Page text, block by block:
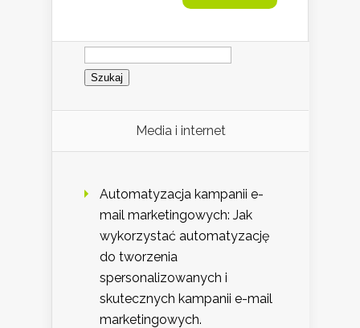
Szukaj:
Media i internet
Automatyzacja kampanii e-
mail marketingowych: Jak
wykorzystać automatyzację
do tworzenia
spersonalizowanych i
skutecznych kampanii e-mail
marketingowych.